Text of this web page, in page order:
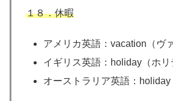
１８．休暇
アメリカ英語：vacation（ヴ
イギリス英語：holiday（ホリ
オーストラリア英語：holiday